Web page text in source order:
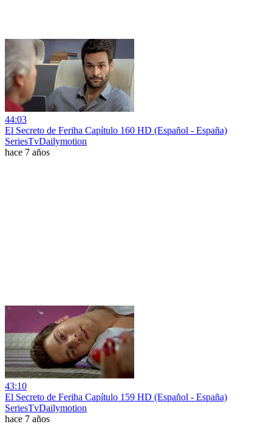
44:03
El Secreto de Feriha Capítulo 160 HD (Español - España)
SeriesTvDailymotion
hace 7 años
43:10
El Secreto de Feriha Capítulo 159 HD (Español - España)
SeriesTvDailymotion
hace 7 años